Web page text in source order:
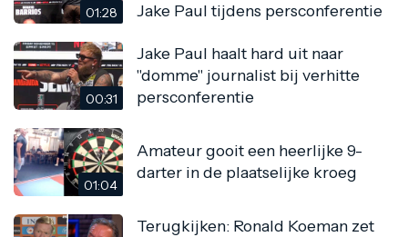
01:28
Jake Paul tijdens persconferentie
00:31
Jake Paul haalt hard uit naar
"domme" journalist bij verhitte
persconferentie
01:04
Amateur gooit een heerlijke 9-
darter in de plaatselijke kroeg
Terugkijken: Ronald Koeman zet